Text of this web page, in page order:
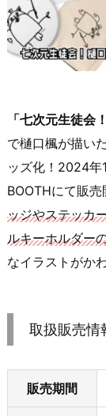
「七次元生徒会
で樋口楓が描い
ッズ化！2024年
BOOTHにて販売
ッジやステッカ
ルキーホルダー
なイラストがか
取扱販売情
販売期間